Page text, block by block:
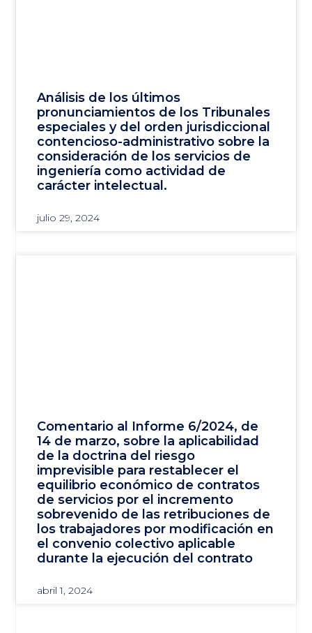
Análisis de los últimos
pronunciamientos de los Tribunales
especiales y del orden jurisdiccional
contencioso-administrativo sobre la
consideración de los servicios de
ingeniería como actividad de
carácter intelectual.
julio 29, 2024
Comentario al Informe 6/2024, de
14 de marzo, sobre la aplicabilidad
de la doctrina del riesgo
imprevisible para restablecer el
equilibrio económico de contratos
de servicios por el incremento
sobrevenido de las retribuciones de
los trabajadores por modificación en
el convenio colectivo aplicable
durante la ejecución del contrato
abril 1, 2024